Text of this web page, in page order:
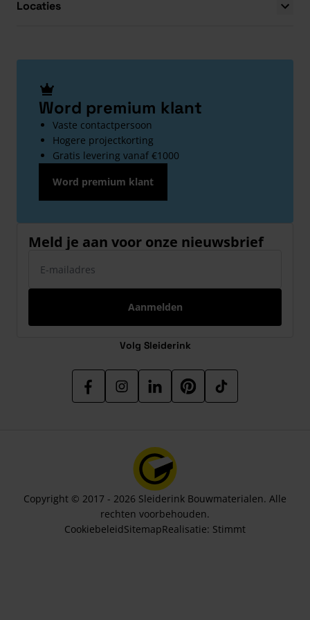
Locaties
Word premium klant
Vaste contactpersoon
Hogere projectkorting
Gratis levering vanaf €1000
Word premium klant
Meld je aan voor onze nieuwsbrief
Aanmelden
Volg Sleiderink
Copyright © 2017 - 2026 Sleiderink Bouwmaterialen. Alle
rechten voorbehouden.
CookiebeleidSitemapRealisatie: Stimmt